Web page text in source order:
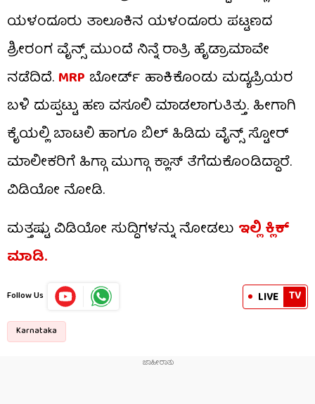
ಯಳಂದೂರು ತಾಲೂಕಿನ ಯಳಂದೂರು ಪಟ್ಟಣದ
ಶ್ರೀರಂಗ ವೈನ್ಸ್​​ ಮುಂದೆ ನಿನ್ನೆ ರಾತ್ರಿ ಹೈಡ್ರಾಮಾವೇ
ನಡೆದಿದೆ. MRP ಬೋರ್ಡ್ ಹಾಕಿಕೊಂಡು ಮದ್ಯಪ್ರಿಯರ
ಬಳಿ ದುಪ್ಪಟ್ಟು ಹಣ ವಸೂಲಿ ಮಾಡಲಾಗುತಿತ್ತು. ಹೀಗಾಗಿ
ಕೈಯಲ್ಲಿ ಬಾಟಲಿ ಹಾಗೂ ಬಿಲ್ ಹಿಡಿದು ವೈನ್ಸ್ ಸ್ಟೋರ್
ಮಾಲೀಕರಿಗೆ ಹಿಗ್ಗಾ ಮುಗ್ಗಾ ಕ್ಲಾಸ್ ತೆಗೆದುಕೊಂಡಿದ್ದಾರೆ.
ವಿಡಿಯೋ ನೋಡಿ.
ಮತ್ತಷ್ಟು ವಿಡಿಯೋ ಸುದ್ದಿಗಳನ್ನು ನೋಡಲು ಇಲ್ಲಿ ಕ್ಲಿಕ್
ಮಾಡಿ.
Follow Us LIVE TV
Karnataka